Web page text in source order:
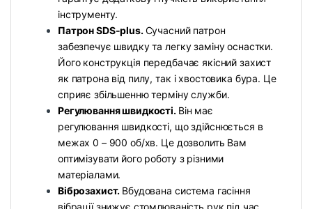
інструменту.
Патрон SDS-plus.Сучасний патрон
забезпечує швидку та легку заміну оснастки.
Його конструкція передбачає якісний захист
як патрона від пилу, так і хвостовика бура. Це
сприяє збільшенню терміну служби.
Регулювання швидкості. Він має
регулювання швидкості, що здійснюється в
межах 0 – 900 об/хв. Це дозволить Вам
оптимізувати його роботу з різними
матеріалами.
Віброзахист. Вбудована система гасіння
вібрації знижує стомлюваність рук під час